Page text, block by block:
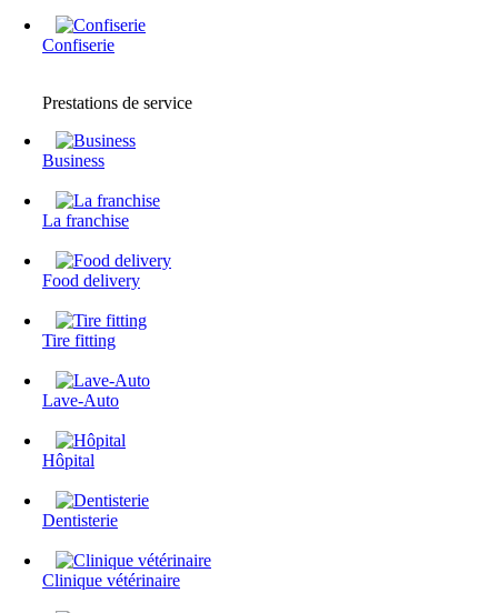
Confiserie
Prestations de service
Business
La franchise
Food delivery
Tire fitting
Lave-Auto
Hôpital
Dentisterie
Clinique vétérinaire